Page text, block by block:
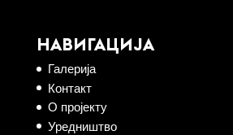
НАВИГАЦИЈА
Галерија
Контакт
О пројекту
Уредништво